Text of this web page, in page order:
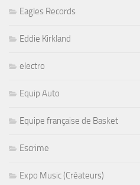
Eagles Records
Eddie Kirkland
electro
Equip Auto
Equipe française de Basket
Escrime
Expo Music (Créateurs)